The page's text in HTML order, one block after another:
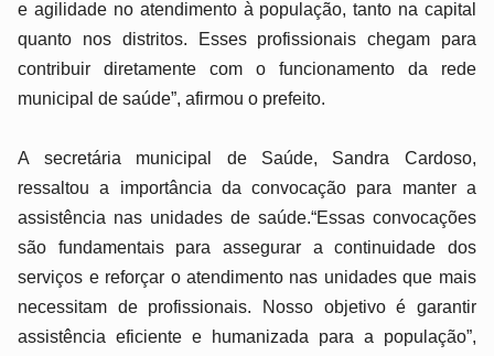
e agilidade no atendimento à população, tanto na capital
quanto nos distritos. Esses profissionais chegam para
contribuir diretamente com o funcionamento da rede
municipal de saúde”, afirmou o prefeito.
A secretária municipal de Saúde, Sandra Cardoso,
ressaltou a importância da convocação para manter a
assistência nas unidades de saúde.“Essas convocações
são fundamentais para assegurar a continuidade dos
serviços e reforçar o atendimento nas unidades que mais
necessitam de profissionais. Nosso objetivo é garantir
assistência eficiente e humanizada para a população”,